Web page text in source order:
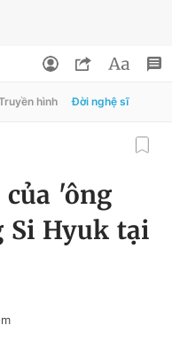
hình Đời nghệ sĩ
'ông
Si Hyuk tại